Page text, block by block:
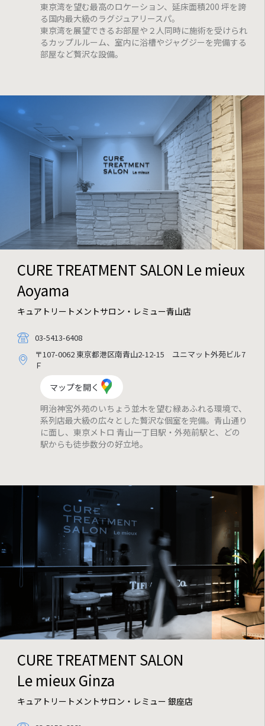
東京湾を望む最高のロケーション、延床面積200 坪を誇
る国内最大級のラグジュアリースパ。
東京湾を展望できるお部屋や２人同時に施術を受けられ
るカップルルーム、室内に浴槽やジャグジーを完備する
部屋など贅沢な設備。
CURE TREATMENT SALON Le mieux
Aoyama
キュアトリートメントサロン・レミュー青山店
03-5413-6408
〒107-0062 東京都港区南青山2-12-15 ユニマット外苑ビル7
Ｆ
マップを開く
明治神宮外苑のいちょう並木を望む緑あふれる環境で、
系列店最大級の広々とした贅沢な個室を完備。青山通り
に面し、東京メトロ 青山一丁目駅・外苑前駅と、どの
駅からも徒歩数分の好立地。
CURE TREATMENT SALON
Le mieux Ginza
キュアトリートメントサロン・レミュー 銀座店